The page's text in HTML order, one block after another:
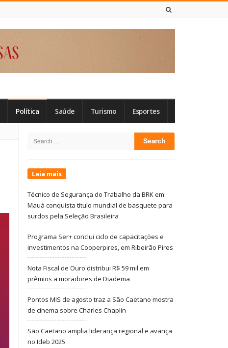
Política Saúde Turismo Esportes
Sidebar
Search
Leia mais
Técnico de Segurança do Trabalho da BRK em
Mauá conquista título mundial de basquete para
surdos pela Seleção Brasileira
Programa Ser+ conclui ciclo de capacitações e
investimentos na Cooperpires, em Ribeirão Pires
Nota Fiscal de Ouro distribui R$ 59 mil em
prêmios a moradores de Diadema
Pontos MIS de agosto traz a São Caetano mostra
de cinema sobre Charles Chaplin
São Caetano amplia liderança regional e avança
no Ideb 2025